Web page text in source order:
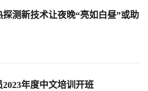
探测新技术让夜晚“亮如白昼”或助
年度中文培训开班